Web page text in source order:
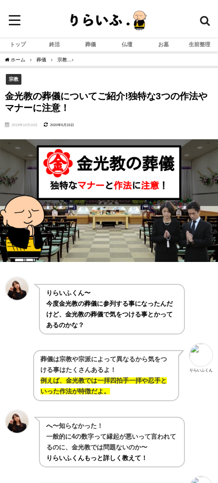
トップ 終活 葬儀 仏壇 お墓 生前整理
ホーム 葬儀 宗教
宗教
金光教の葬儀についてご紹介!独特な3つの作法や
マナーに注意！
2019年10月10日 2020年5月15日
りらいふくん〜
今度金光教の葬儀に参列する事になったんだ
けど、金光教の葬儀で気をつける事とかって
あるのかな？
りらいふくん
葬儀は宗教や宗派によって異なるから気をつ
ける事はたくさんあるよ！
例えば、金光教では一拝四拍手一拝や忍手と
いった作法が特徴だよ。
へ〜知らなかった！
一般的に4の数字って縁起が悪いって言われて
るのに、金光教では問題ないのか〜
りらいふくんもっと詳しく教えて！